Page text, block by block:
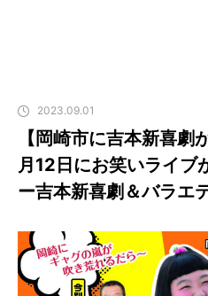
2023.09.01
【岡崎市に吉本新喜
月12日にお笑いライブ
ー吉本新喜劇＆バラエ